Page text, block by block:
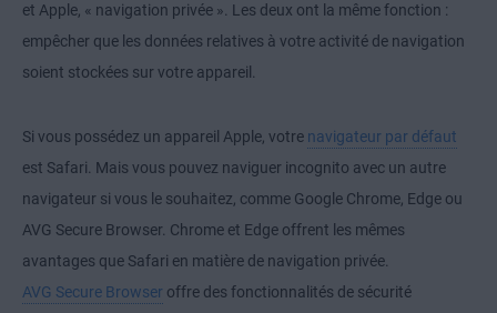
et Apple, « navigation privée ». Les deux ont la même fonction :
empêcher que les données relatives à votre activité de navigation
soient stockées sur votre appareil.
Si vous possédez un appareil Apple, votre navigateur par défaut
est Safari. Mais vous pouvez naviguer incognito avec un autre
navigateur si vous le souhaitez, comme Google Chrome, Edge ou
AVG Secure Browser. Chrome et Edge offrent les mêmes
avantages que Safari en matière de navigation privée.
AVG Secure Browser offre des fonctionnalités de sécurité